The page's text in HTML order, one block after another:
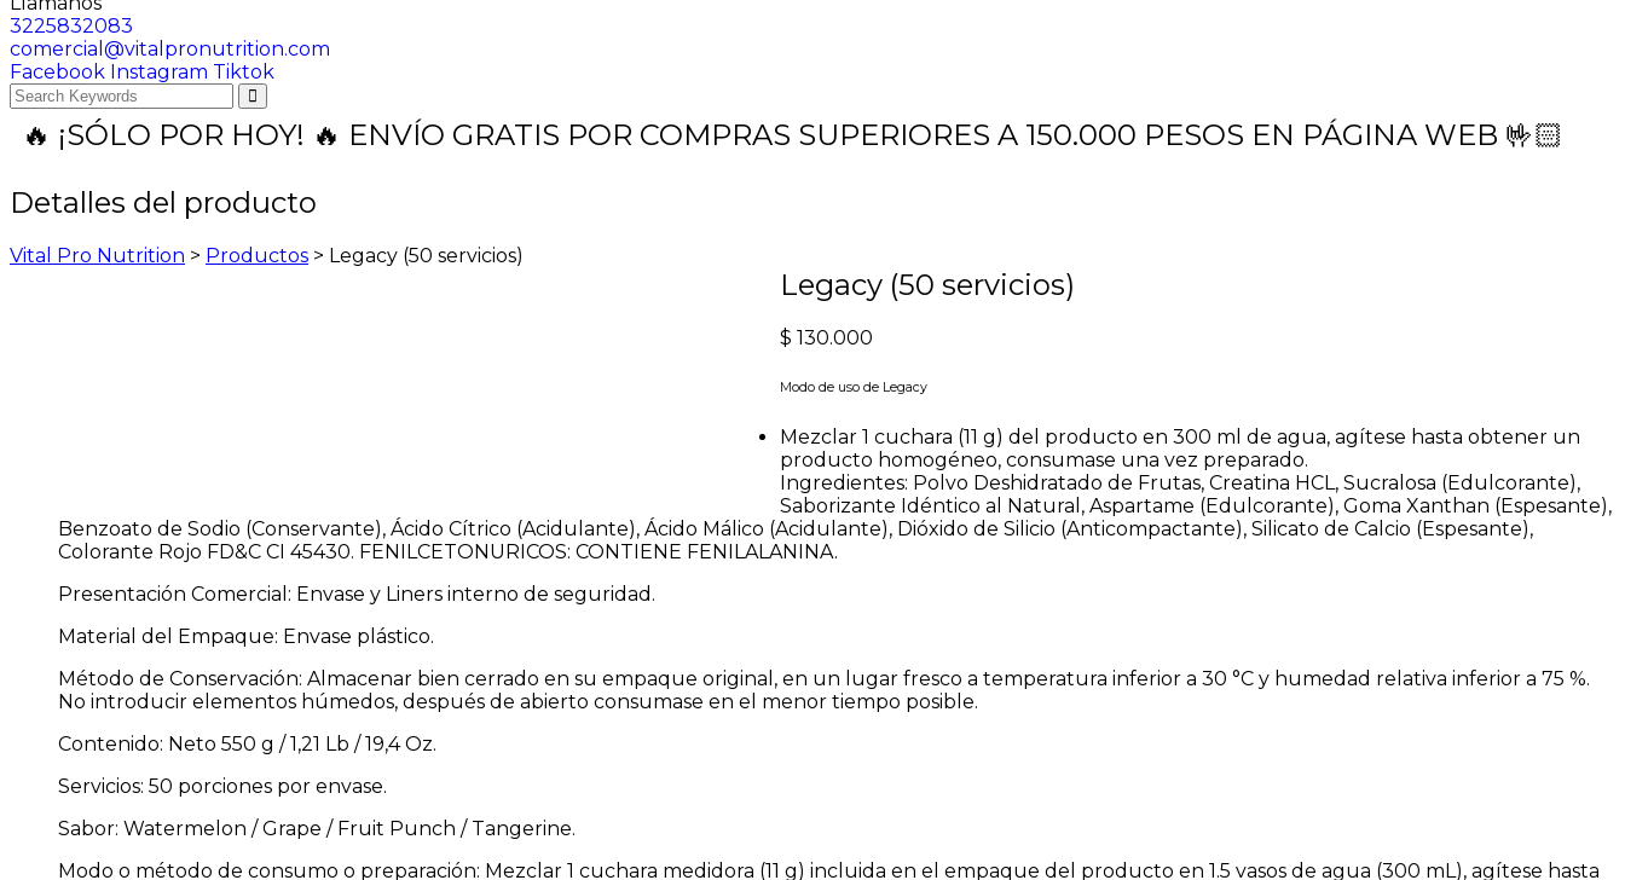
3225832083
comercial@vitalpronutrition.com
Facebook Instagram Tiktok
🔥 ¡SÓLO POR HOY! 🔥 ENVÍO GRATIS POR COMPRAS SUPERIORES A 150.000 PESOS EN PÁGINA WEB 🤟🏻
Detalles del producto
Vital Pro Nutrition > Productos > Legacy (50 servicios)
Legacy (50 servicios)
$ 130.000
Modo de uso de Legacy
Mezclar 1 cuchara (11 g) del producto en 300 ml de agua, agítese hasta obtener un
producto homogéneo, consumase una vez preparado.
Ingredientes: Polvo Deshidratado de Frutas, Creatina HCL, Sucralosa (Edulcorante),
Saborizante Idéntico al Natural, Aspartame (Edulcorante), Goma Xanthan (Espesante),
Benzoato de Sodio (Conservante), Ácido Cítrico (Acidulante), Ácido Málico (Acidulante), Dióxido de Silicio (Anticompactante), Silicato de Calcio (Espesante),
Colorante Rojo FD&C CI 45430. FENILCETONURICOS: CONTIENE FENILALANINA.
Presentación Comercial: Envase y Liners interno de seguridad.
Material del Empaque: Envase plástico.
Método de Conservación: Almacenar bien cerrado en su empaque original, en un lugar fresco a temperatura inferior a 30 °C y humedad relativa inferior a 75 %.
No introducir elementos húmedos, después de abierto consumase en el menor tiempo posible.
Contenido: Neto 550 g / 1,21 Lb / 19,4 Oz.
Servicios: 50 porciones por envase.
Sabor: Watermelon / Grape / Fruit Punch / Tangerine.
Modo o método de consumo o preparación: Mezclar 1 cuchara medidora (11 g) incluida en el empaque del producto en 1.5 vasos de agua (300 mL), agítese hasta